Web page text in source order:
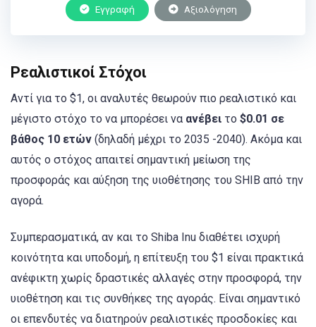
Εγγραφή Αξιολόγηση
Ρεαλιστικοί Στόχοι
Αντί για το $1, οι αναλυτές θεωρούν πιο ρεαλιστικό και
μέγιστο στόχο το να μπορέσει να ανέβει το $0.01 σε
βάθος 10 ετών (δηλαδή μέχρι το 2035 -2040). Ακόμα και
αυτός ο στόχος απαιτεί σημαντική μείωση της
προσφοράς και αύξηση της υιοθέτησης του SHIB από την
αγορά.
Συμπερασματικά, αν και το Shiba Inu διαθέτει ισχυρή
κοινότητα και υποδομή, η επίτευξη του $1 είναι πρακτικά
ανέφικτη χωρίς δραστικές αλλαγές στην προσφορά, την
υιοθέτηση και τις συνθήκες της αγοράς. Είναι σημαντικό
οι επενδυτές να διατηρούν ρεαλιστικές προσδοκίες και